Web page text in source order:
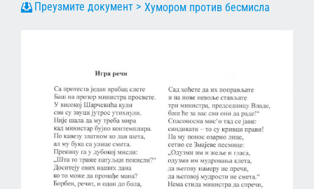
Хумором против бесмисла